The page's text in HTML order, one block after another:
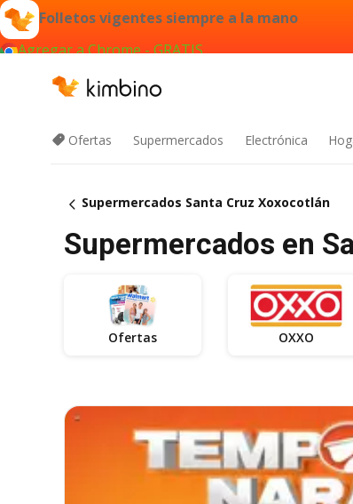
Folletos vigentes siempre a la mano
Agregar a Chrome - GRATIS
Ofertas Supermercados Electrónica
Supermercados Santa Cruz Xoxocotlán
Supermercados en
Ofertas OXXO